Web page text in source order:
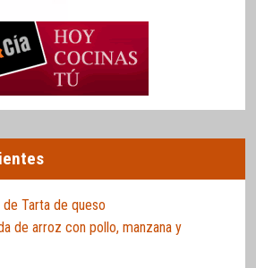
de Tarta de queso
de arroz con pollo, manzana y